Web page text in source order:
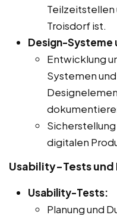
Teilzeitstellen
Troisdorf ist.
Design-Systeme
Entwicklung
Systemen
digitalen
Usability-Tests
Usability-Tests:
Planung und